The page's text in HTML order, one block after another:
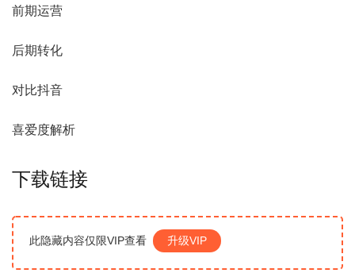
前期运营
后期转化
对比抖音
喜爱度解析
下载链接
此隐藏内容仅限VIP查看 升级VIP